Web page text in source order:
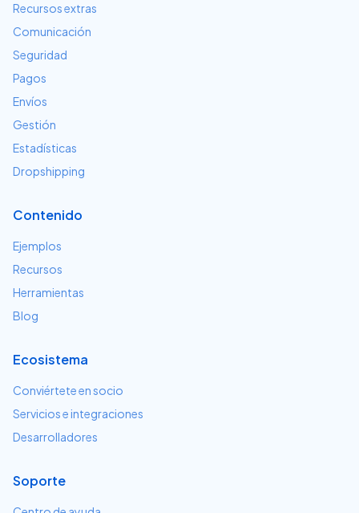
Recursos extras
Comunicación
Seguridad
Pagos
Envíos
Gestión
Estadísticas
Dropshipping
Contenido
Ejemplos
Recursos
Herramientas
Blog
Ecosistema
Conviértete en socio
Servicios e integraciones
Desarrolladores
Soporte